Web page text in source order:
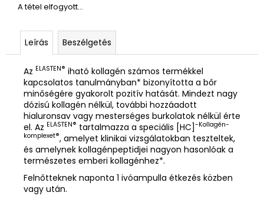
A tétel elfogyott…
Leírás Beszélgetés
Az ELASTEN® iható kollagén számos termékkel
kapcsolatos tanulmányban* bizonyította a bőr
minőségére gyakorolt pozitív hatását. Mindezt nagy
dózisú kollagén nélkül, további hozzáadott
hialuronsav vagy mesterséges burkolatok nélkül érte
el. Az ELASTEN® tartalmazza a speciális [HC] -Kollagén-
komplexet®, amelyet klinikai vizsgálatokban teszteltek,
és amelynek kollagénpeptidjei nagyon hasonlóak a
természetes emberi kollagénhez*.
Felnőtteknek naponta 1 ivóampulla étkezés közben
vagy után.